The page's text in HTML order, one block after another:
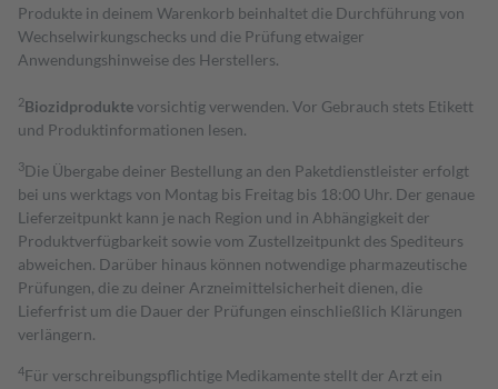
Produkte in deinem Warenkorb beinhaltet die Durchführung von
Wechselwirkungschecks und die Prüfung etwaiger
Anwendungshinweise des Herstellers.
2Biozidproduktevorsichtig verwenden. Vor Gebrauch stets Etikett
und Produktinformationen lesen.
3Die Übergabe deiner Bestellung an den Paketdienstleister erfolgt
bei uns werktags von Montag bis Freitag bis 18:00 Uhr. Der genaue
Lieferzeitpunkt kann je nach Region und in Abhängigkeit der
Produktverfügbarkeit sowie vom Zustellzeitpunkt des Spediteurs
abweichen. Darüber hinaus können notwendige pharmazeutische
Prüfungen, die zu deiner Arzneimittelsicherheit dienen, die
Lieferfrist um die Dauer der Prüfungen einschließlich Klärungen
verlängern.
4Für verschreibungspflichtige Medikamente stellt der Arzt ein